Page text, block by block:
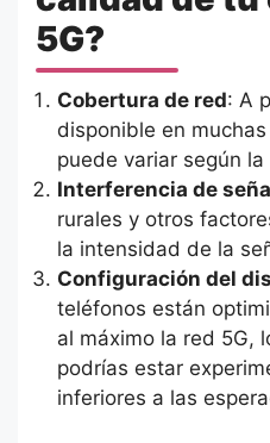
5G?
Cobertura de red: A
disponible en
puede variar según
Interferencia de
rurales y otros
la intensidad de la
Configuración del
teléfonos están
al máximo la red 5G,
podrías estar
inferiores a las